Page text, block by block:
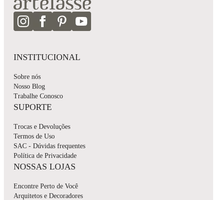
INSTITUCIONAL
Sobre nós
Nosso Blog
Trabalhe Conosco
SUPORTE
Trocas e Devoluções
Termos de Uso
SAC - Dúvidas frequentes
Política de Privacidade
NOSSAS LOJAS
Encontre Perto de Você
Arquitetos e Decoradores